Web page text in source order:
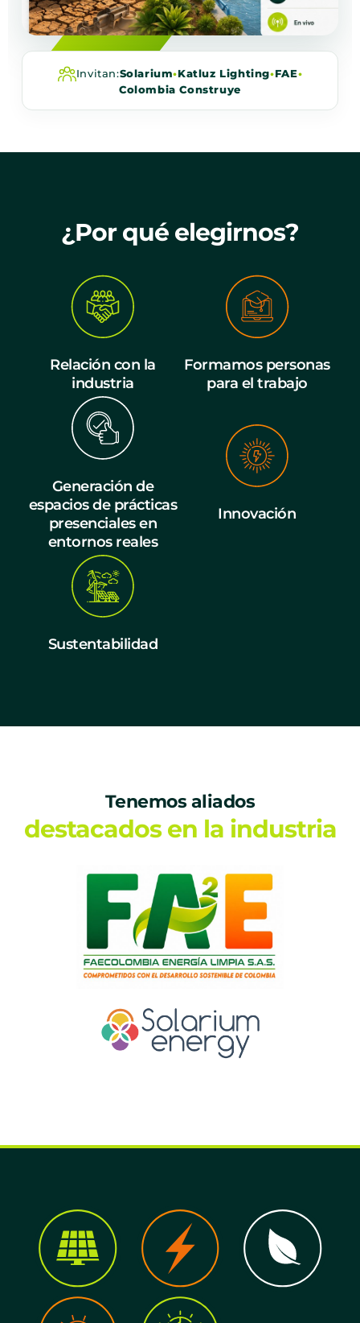
Invitan:Solarium•Katluz Lighting•FAE•
Colombia Construye
¿Por qué elegirnos?
Relación con la
industria
Formamos personas
para el trabajo
Generación de
espacios de prácticas
presenciales en
entornos reales
Innovación
Sustentabilidad
Tenemos aliados
destacados en la industria